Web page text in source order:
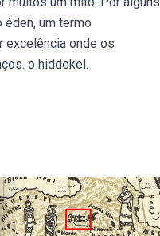
um termo
excelência onde os
o hiddekel.